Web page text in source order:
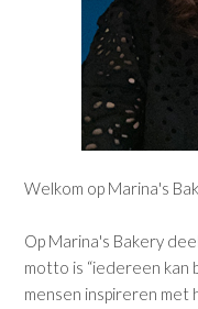
Welkom op Marina's
Op Marina's Bakery
motto is “iedereen kan
mensen inspireren